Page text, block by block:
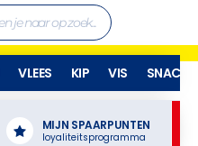
VLEES KIP VIS SNACKS
MIJN SPAARPUNTEN
loyaliteitsprogramma